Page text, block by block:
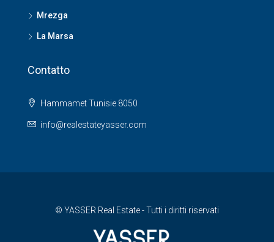
Mrezga
La Marsa
Contatto
Hammamet Tunisie 8050
info@realestateyasser.com
© YASSER Real Estate - Tutti i diritti riservati